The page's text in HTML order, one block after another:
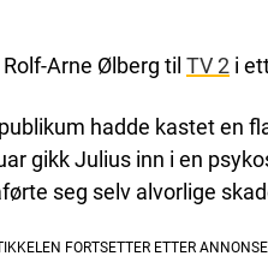
Arne Ølberg til TV 2 i
hadde kastet en
gikk Julius inn i en
seg selv alvorlige